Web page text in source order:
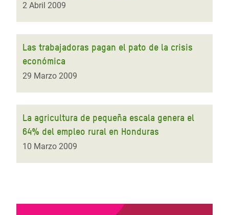
2 Abril 2009
Las trabajadoras pagan el pato de la crisis
económica
29 Marzo 2009
La agricultura de pequeña escala genera el
64% del empleo rural en Honduras
10 Marzo 2009